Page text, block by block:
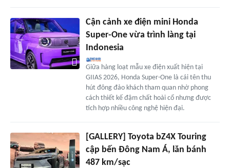
Cận cảnh xe điện mini Honda
Super-One vừa trình làng tại
Indonesia
Giữa hàng loạt mẫu xe điện xuất hiện tại
GIIAS 2026, Honda Super-One là cái tên thu
hút đông đảo khách tham quan nhờ phong
cách thiết kế đậm chất hoài cổ nhưng được
tích hợp nhiều công nghệ hiện đại.
[GALLERY] Toyota bZ4X Touring
cập bến Đông Nam Á, lăn bánh
487 km/sạc